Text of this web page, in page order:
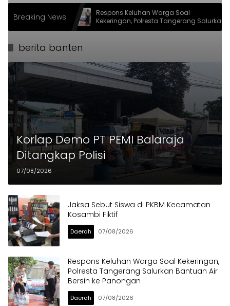
Breaking News Respons Keluhan Warga Soal
Kekeringan, Polresta Tangerang Salurkan
Bantuan Air Bersih ke Panongan
berita banten
Korlap Demo PT PEMI Balaraja
Ditangkap Polisi
07/08/2026
Jaksa Sebut Siswa di PKBM Kecamatan
Kosambi Fiktif
Daerah 07/08/2026
Respons Keluhan Warga Soal Kekeringan,
Polresta Tangerang Salurkan Bantuan Air
Bersih ke Panongan
Daerah 07/08/2026